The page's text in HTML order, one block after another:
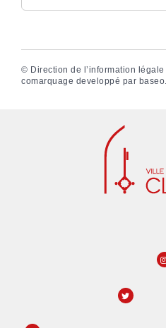
© Direction de l’information
comarquage developpé par